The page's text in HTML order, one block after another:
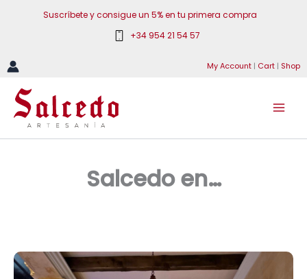
Suscríbete y consigue un 5% en tu primera compra
+34 954 21 54 57
My Account | Cart | Shop
Salcedo en…